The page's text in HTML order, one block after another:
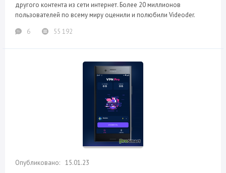
другого контента из сети интернет. Более 20 миллионов
пользователей по всему миру оценили и полюбили Videoder.
6
55 192
15.01.23